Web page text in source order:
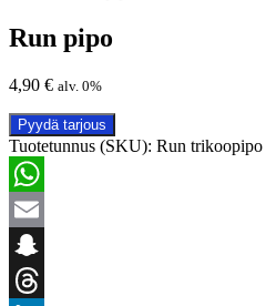
Run pipo
4,90 € alv. 0%
Pyydä tarjous
Tuotetunnus (SKU): Run trikoopipo
WhatsApp
Email
Snapchat